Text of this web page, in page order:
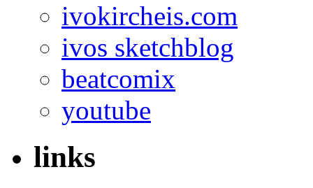
ivokircheis.com
ivos sketchblog
beatcomix
youtube
links